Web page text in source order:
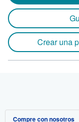
Crear una
Compre con nosotros